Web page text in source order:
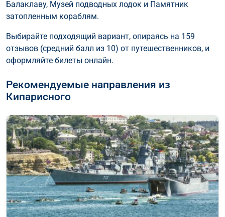
Балаклаву, Музей подводных лодок и Памятник
затопленным кораблям.
Выбирайте подходящий вариант, опираясь на 159
отзывов (средний балл из 10) от путешественников, и
оформляйте билеты онлайн.
Рекомендуемые направления из
Кипарисного